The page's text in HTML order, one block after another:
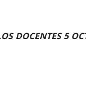
DOCENTES 5